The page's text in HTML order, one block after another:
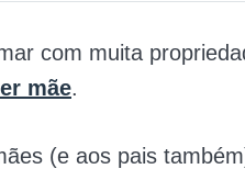
com muita
mãe.
(e aos pais